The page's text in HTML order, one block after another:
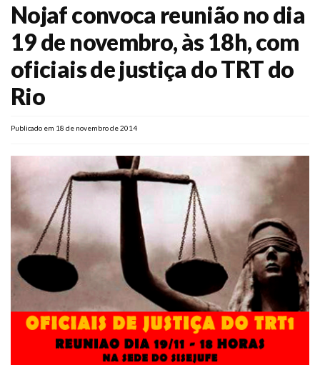
Nojaf convoca reunião no dia
19 de novembro, às 18h, com
oficiais de justiça do TRT do
Rio
Publicado em 18 de novembro de 2014
O Sindicato
Agenda
Casa do Alto
Sede Campestre
Nossos Convênios
Gympass Wellhub
Plano de Saúde
Assistência Funeral
Pós-graduação
FacebookInstagramTwitter YoutubeTikTok Whatsapp